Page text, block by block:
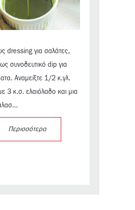
dressing για σαλάτες,
συνοδευτικό dip για
Αναμείξτε 1/2 κ.γλ.
3 κ.σ. ελαιόλαδο και μια
Περισσότερα